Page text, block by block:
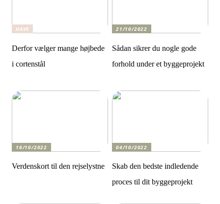
HAVE
Derfor vælger mange højbede
i cortenstål
21/10/2022
Sådan sikrer du nogle gode
forhold under et byggeprojekt
16/10/2022
Verdenskort til den rejselystne
04/10/2022
Skab den bedste indledende
proces til dit byggeprojekt